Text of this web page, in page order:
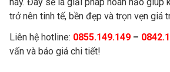
trở nên tinh tế, bền đẹp và trọn vẹn giá
Liên hệ hotline: 0855.149.149 –
vấn và báo giá chi tiết!